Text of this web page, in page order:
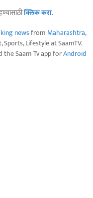
क्लिक करा.
newsfrom Maharashtra,
Lifestyle at SaamTV.
the Saam Tv app forAndroid